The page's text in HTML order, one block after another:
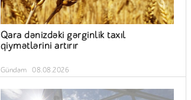
Qara dənizdəki gərginlik taxıl
qiymətlərini artırır
Gündəm 08.08.2026